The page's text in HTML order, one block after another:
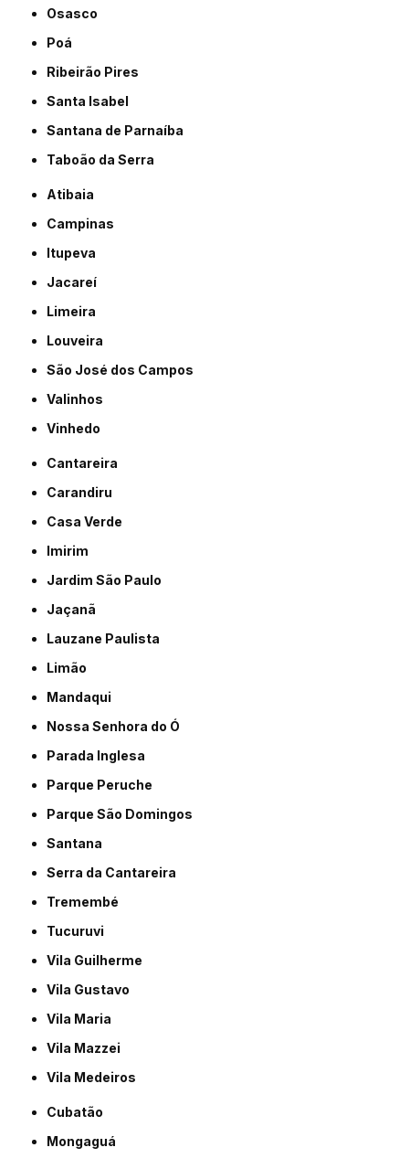
Osasco
Poá
Ribeirão Pires
Santa Isabel
Santana de Parnaíba
Taboão da Serra
Atibaia
Campinas
Itupeva
Jacareí
Limeira
Louveira
São José dos Campos
Valinhos
Vinhedo
Cantareira
Carandiru
Casa Verde
Imirim
Jardim São Paulo
Jaçanã
Lauzane Paulista
Limão
Mandaqui
Nossa Senhora do Ó
Parada Inglesa
Parque Peruche
Parque São Domingos
Santana
Serra da Cantareira
Tremembé
Tucuruvi
Vila Guilherme
Vila Gustavo
Vila Maria
Vila Mazzei
Vila Medeiros
Cubatão
Mongaguá